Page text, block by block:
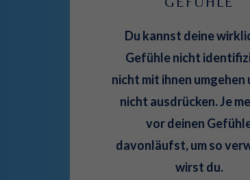
Du kannst deine
Gefühle nicht
nicht mit ihnen umgehen
nicht ausdrücken. Je
vor deinen
davonläufst, um so
wirst du.